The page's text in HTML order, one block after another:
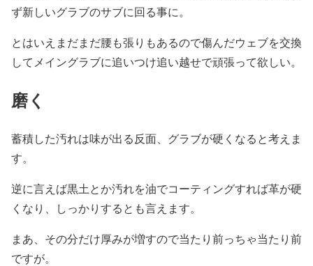
ず新しいグラブのサブに回る事に。
とはいえまだまだ腰も張りもあるので傷んだウェブを交換
してメイングラブに追いつけ追い越せで頑張って欲しい。
磨く
蓄積した汚れは味が出る反面、グラブが硬くなると考えま
す。
逆に言えば黒土とか汚れを油でコーティングすれば革が硬
くなり、しっかりするとも言えます。
まあ、その分だけ厚みが増すので当たり前っちゃ当たり前
ですが。